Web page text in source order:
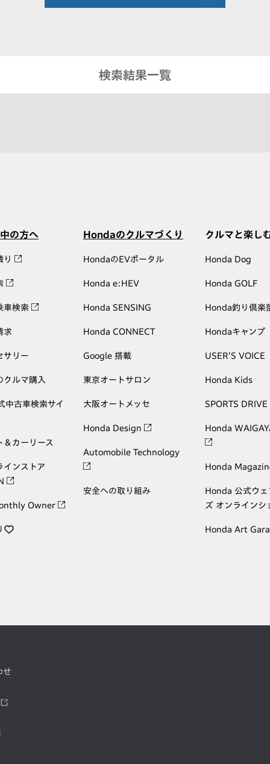
検索結果一覧
の方へ
り
車検索
求
サリー
クルマ購入
中古車検索サイ
＆カーリース
インストア
Owner
Hondaのクルマづくり
HondaのEVポータル
Honda e:HEV
Honda SENSING
Honda CONNECT
Google 搭載
東京オートサロン
大阪オートメッセ
Honda Design
Automobile Technology
安全への取り組み
クルマと楽し
Honda Dog
Honda GOLF
Honda釣り倶楽
Hondaキャンプ
USER'S VOICE
Honda Kids
SPORTS DRIVE
Honda
Honda
Honda 公式ウェ
ズ オンラインシ
Honda Art
せ